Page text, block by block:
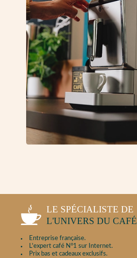
LE SPÉCIALISTE DE
L'UNIVERS DU CAFÉ
Entreprise française.
L'expert café N°1 sur Internet.
Prix bas et cadeaux exclusifs.